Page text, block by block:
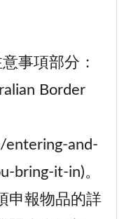
事項部分：
Border
entering-and-
bring-it-in)。
申報物品的詳